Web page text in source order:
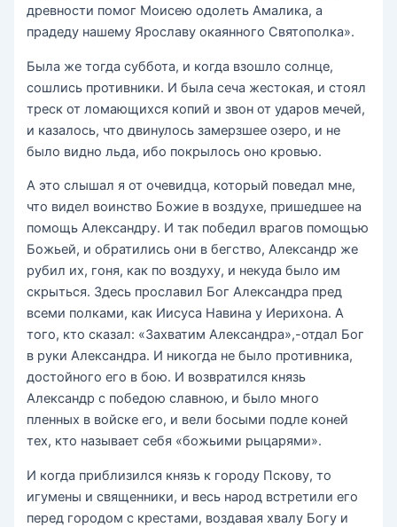
древности помог Моисею одолеть Амалика, а
прадеду нашему Ярославу окаянного Святополка».
Была же тогда суббота, и когда взошло солнце,
сошлись противники. И была сеча жестокая, и стоял
треск от ломающихся копий и звон от ударов мечей,
и казалось, что двинулось замерзшее озеро, и не
было видно льда, ибо покрылось оно кровью.
А это слышал я от очевидца, который поведал мне,
что видел воинство Божие в воздухе, пришедшее на
помощь Александру. И так победил врагов помощью
Божьей, и обратились они в бегство, Александр же
рубил их, гоня, как по воздуху, и некуда было им
скрыться. Здесь прославил Бог Александра пред
всеми полками, как Иисуса Навина у Иерихона. А
того, кто сказал: «Захватим Александра»,-отдал Бог
в руки Александра. И никогда не было противника,
достойного его в бою. И возвратился князь
Александр с победою славною, и было много
пленных в войске его, и вели босыми подле коней
тех, кто называет себя «божьими рыцарями».
И когда приблизился князь к городу Пскову, то
игумены и священники, и весь народ встретили его
перед городом с крестами, воздавая хвалу Богу и